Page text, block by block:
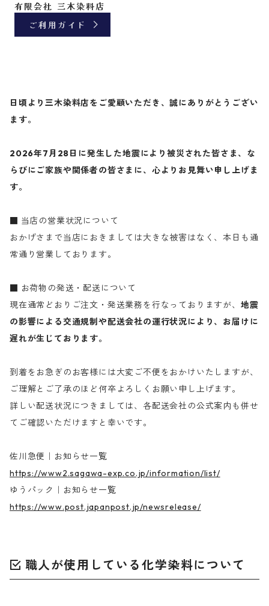
ご利用ガイド
日頃より三木染料店をご愛顧いただき、誠にありがとうござい
ます。
2026年7月28日に発生した地震により被災された皆さま、な
らびにご家族や関係者の皆さまに、心よりお見舞い申し上げま
す。
■ 当店の営業状況について
おかげさまで当店におきましては大きな被害はなく、本日も通
常通り営業しております。
■ お荷物の発送・配送について
現在通常どおりご注文・発送業務を行なっておりますが、 地震
の影響による交通規制や配送会社の運行状況により、お届けに
遅れが生じております。
到着をお急ぎのお客様には大変ご不便をおかけいたしますが、
ご理解とご了承のほど何卒よろしくお願い申し上げます。
詳しい配送状況につきましては、各配送会社の公式案内も併せ
てご確認いただけますと幸いです。
佐川急便｜お知らせ一覧
https://www2.sagawa-exp.co.jp/information/list/
ゆうパック｜お知らせ一覧
https://www.post.japanpost.jp/newsrelease/
職人が使用している化学染料について